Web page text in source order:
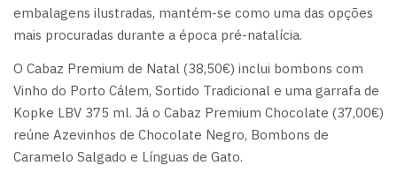
embalagens ilustradas, mantém-se como uma das opções
mais procuradas durante a época pré-natalícia.
O Cabaz Premium de Natal (38,50€) inclui bombons com
Vinho do Porto Cálem, Sortido Tradicional e uma garrafa de
Kopke LBV 375 ml. Já o Cabaz Premium Chocolate (37,00€)
reúne Azevinhos de Chocolate Negro, Bombons de
Caramelo Salgado e Línguas de Gato.